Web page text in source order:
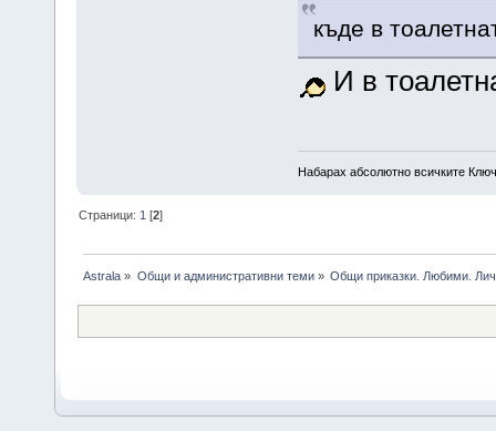
къде в
И в
Набарах абсолютно всичките
Страници: 1 [2]
Astrala » Общи и административни теми» Общи приказки. Любими.